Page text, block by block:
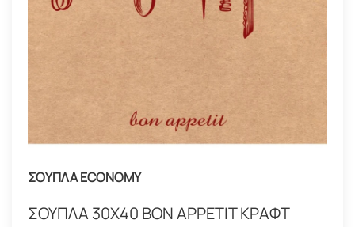
ΣΟΥΠΛΑ ECONOMY
ΣΟΥΠΛΑ 30Χ40 BON APPETIT ΚΡΑΦΤ